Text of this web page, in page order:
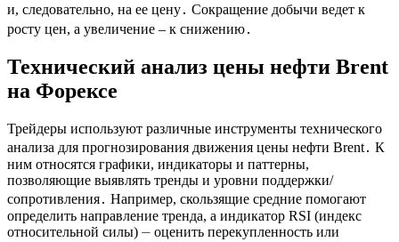
и, следовательно, на ее цену․ Сокращение добычи ведет к
росту цен, а увеличение ‒ к снижению․
Технический анализ цены нефти Brent
на Форексе
Трейдеры используют различные инструменты технического
анализа для прогнозирования движения цены нефти Brent․ К
ним относятся графики, индикаторы и паттерны,
позволяющие выявлять тренды и уровни поддержки/
сопротивления․ Например, скользящие средние помогают
определить направление тренда, а индикатор RSI (индекс
относительной силы) ⏤ оценить перекупленность или